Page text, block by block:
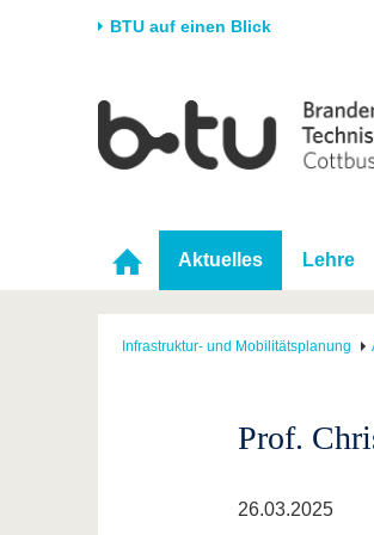
BTU auf einen Blick
Universität
Karriere & Engagement
Partnerschaften &
Strukturwandel
Forschung
Förderung
Nachwuchs
Aktuelles Lehre
Infrastruktur- und Mobilitätsplanung
Prof.
26.03.2025